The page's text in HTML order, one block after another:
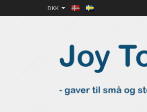
DKK